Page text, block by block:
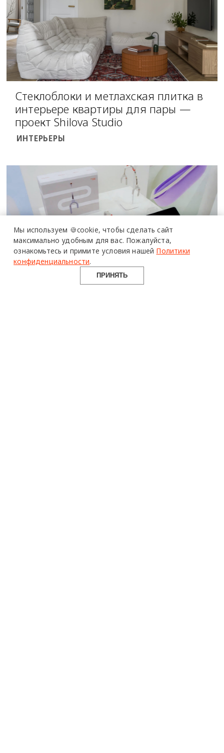
Стеклоблоки и метлахская плитка в
интерьере квартиры для пары —
проект Shilova Studio
ИНТЕРЬЕРЫ
Мы используем 🍪cookie, чтобы сделать сайт
максимально удобным для вас. Пожалуйста,
ознакомьтесь и примите условия нашей Политики
конфиденциальности.
ПРИНЯТЬ